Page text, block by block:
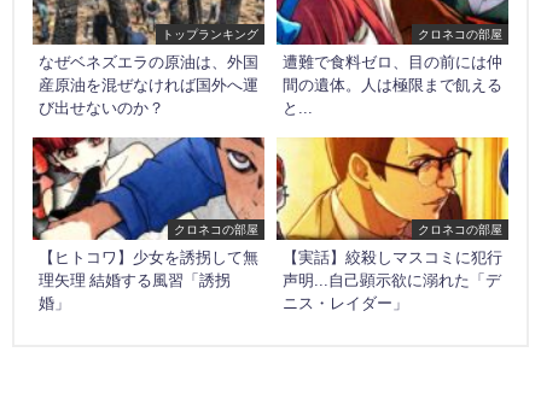
トップランキング
なぜベネズエラの原油は、外国
産原油を混ぜなければ国外へ運
び出せないのか？
クロネコの部屋
遭難で食料ゼロ、目の前には仲
間の遺体。人は極限まで飢える
と...
クロネコの部屋
【ヒトコワ】少女を誘拐して無
理矢理 結婚する風習「誘拐
婚」
クロネコの部屋
【実話】絞殺しマスコミに犯行
声明...自己顕示欲に溺れた「デ
ニス・レイダー」